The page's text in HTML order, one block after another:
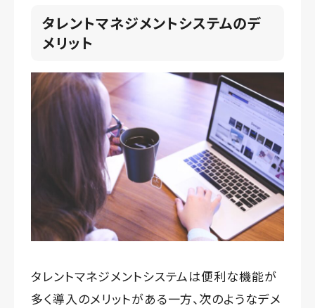
タレントマネジメントシステムのデ
メリット
タレントマネジメントシステムは便利な機能が
多く導入のメリットがある一方、次のようなデメ